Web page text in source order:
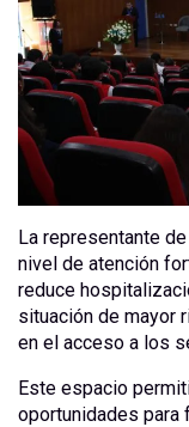
La representante
nivel de atención
reduce
situación de mayor
en el acceso a los
Este espacio
oportunidades para